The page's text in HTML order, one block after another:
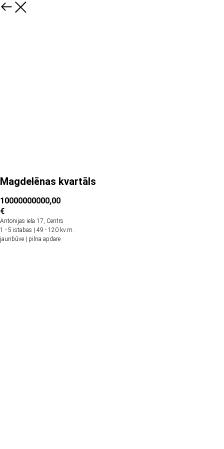
Magdelēnas kvartāls
10000000000,00
€
Antonijas iela 17, Centrs
1 - 5 istabas | 49 - 120 kv.m.
jaunbūve | pilna apdare